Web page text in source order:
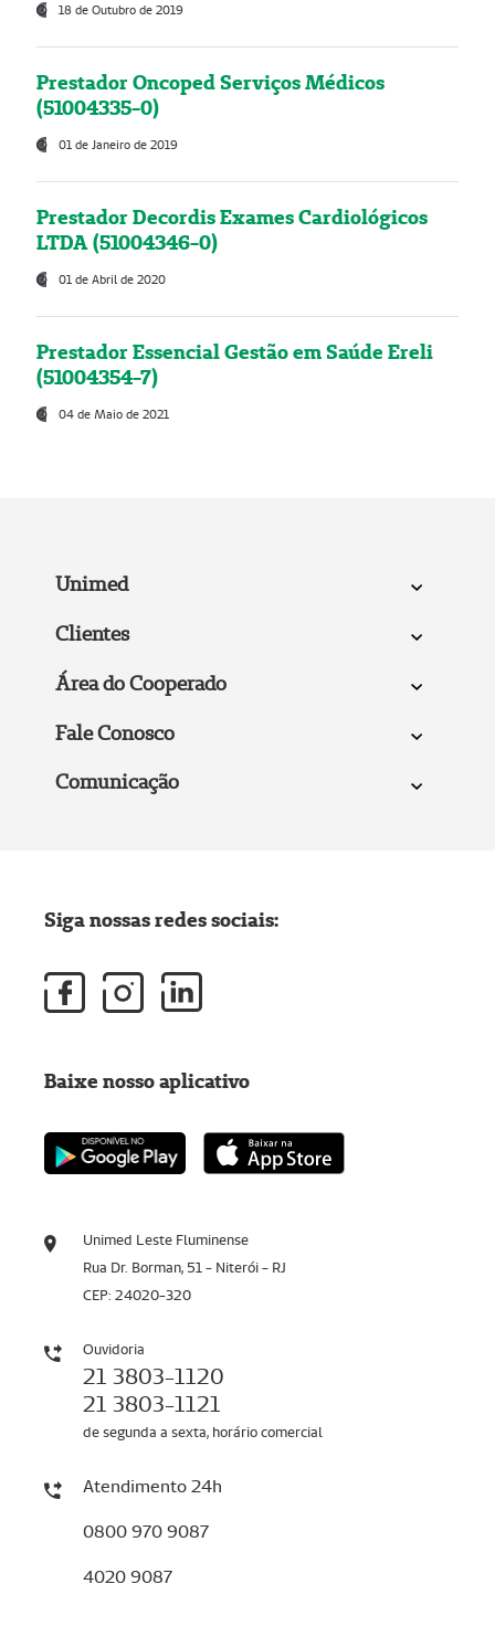
18 de Outubro de 2019
Prestador Oncoped Serviços Médicos
(51004335-0)
01 de Janeiro de 2019
Prestador Decordis Exames Cardiológicos
LTDA (51004346-0)
01 de Abril de 2020
Prestador Essencial Gestão em Saúde Ereli
(51004354-7)
04 de Maio de 2021
Unimed
Clientes
Área do Cooperado
Fale Conosco
Comunicação
Unimed Leste Fluminense
Rua Dr. Borman, 51 - Niterói - RJ
CEP: 24020-320
Ouvidoria
21 3803-1120
21 3803-1121
de segunda a sexta, horário comercial
Atendimento 24h
0800 970 9087
4020 9087
Siga nossas redes sociais:
Baixe nosso aplicativo